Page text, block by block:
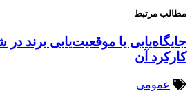
مطالب مرتبط
جایگاه‌یابی یا موقعیت‌یابی برند
کارکرد آن
عمومی